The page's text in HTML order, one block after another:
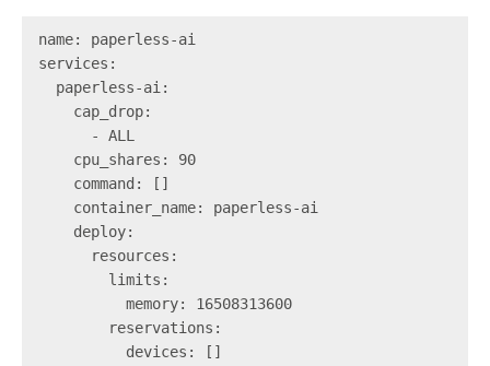
name: paperless-ai
services:
  paperless-ai:
    cap_drop:
      - ALL
    cpu_shares: 90
    command: []
    container_name: paperless-ai
    deploy:
      resources:
        limits:
          memory: 16508313600
        reservations:
          devices: []